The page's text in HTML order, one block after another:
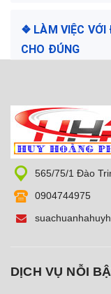
❖ LÀM VIỆC VỚI
CHO ĐÚNG
565/75/1 Đào
0904744975
DỊCH VỤ NỖI